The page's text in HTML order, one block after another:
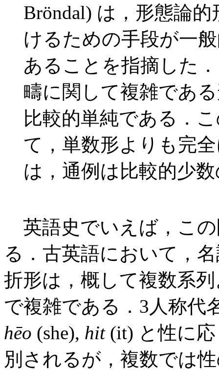
Bröndal) は，形態論
けるための手段が一
あることを指摘した
疇に関して複雑であ
比較的単純である．
て，単数形よりも完
は，通例は比較的少
英語史でいえば，こ
る．古英語において，
折形は，概して複数系
で複雑である．3人称代
hēo (she), hit(it) と性に応
別されるが，複数では